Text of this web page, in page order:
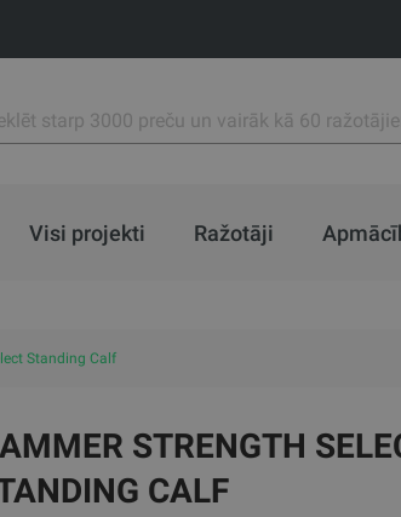
Visi projekti Ražotāji
Standing Calf
STRENGTH
CALF